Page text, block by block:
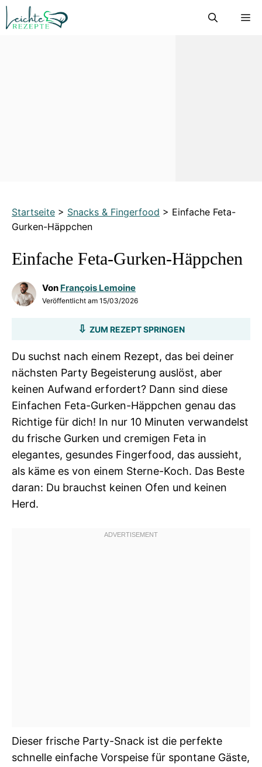
Zum
Inhalt
Startseite > Snacks & Fingerfood > Einfache Feta-
Gurken-Häppchen
Einfache Feta-Gurken-Häppchen
Von François Lemoine
Veröffentlicht am 15/03/2026
ZUM REZEPT SPRINGEN
Du suchst nach einem Rezept, das bei deiner
nächsten Party Begeisterung auslöst, aber
keinen Aufwand erfordert? Dann sind diese
Einfachen Feta-Gurken-Häppchen genau das
Richtige für dich! In nur 10 Minuten verwandelst
du frische Gurken und cremigen Feta in
elegantes, gesundes Fingerfood, das aussieht,
als käme es von einem Sterne-Koch. Das Beste
daran: Du brauchst keinen Ofen und keinen
Herd.
Dieser frische Party-Snack ist die perfekte
schnelle einfache Vorspeise für spontane Gäste,